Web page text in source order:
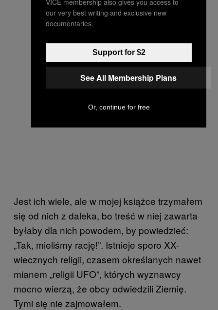
Jest ich wiele, ale w mojej książce trzymałem
się od nich z daleka, bo treść w niej zawarta
byłaby dla nich powodem, by powiedzieć:
„Tak, mieliśmy rację!”. Istnieje sporo XX-
wiecznych religii, czasem określanych nawet
mianem „religii UFO”, których wyznawcy
mocno wierzą, że obcy odwiedzili Ziemię.
Tymi się nie zajmowałem.
our very best writing and exclusive new
documentaries.
Support for $2
See All Membership Plans
Or, continue for free